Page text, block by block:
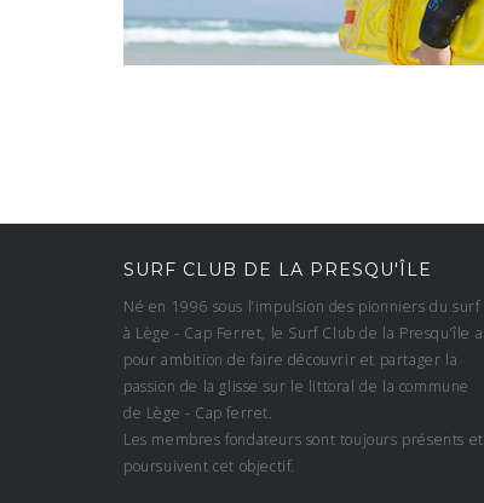
SURF CLUB DE LA PRESQU'ÎLE
Né en 1996 sous l’impulsion des pionniers du surf
à Lège - Cap Ferret, le Surf Club de la Presqu’île a
pour ambition de faire découvrir et partager la
passion de la glisse sur le littoral de la commune
de Lège - Cap ferret.
Les membres fondateurs sont toujours présents et
poursuivent cet objectif.